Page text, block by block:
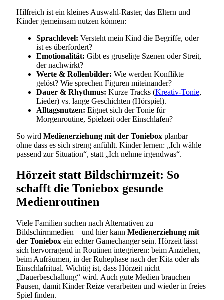
Hilfreich ist ein kleines Auswahl-Raster, das Eltern und
Kinder gemeinsam nutzen können:
Sprachlevel: Versteht mein Kind die Begriffe, oder
ist es überfordert?
Emotionalität: Gibt es gruselige Szenen oder Streit,
der nachwirkt?
Werte & Rollenbilder: Wie werden Konflikte
gelöst? Wie sprechen Figuren miteinander?
Dauer & Rhythmus: Kurze Tracks (Kreativ-Tonie,
Lieder) vs. lange Geschichten (Hörspiel).
Alltagsnutzen: Eignet sich der Tonie für
Morgenroutine, Spielzeit oder Einschlafen?
So wird Medienerziehung mit der Toniebox planbar –
ohne dass es sich streng anfühlt. Kinder lernen: „Ich wähle
passend zur Situation“, statt „Ich nehme irgendwas“.
Hörzeit statt Bildschirmzeit: So
schafft die Toniebox gesunde
Medienroutinen
Viele Familien suchen nach Alternativen zu
Bildschirmmedien – und hier kann Medienerziehung mit
der Toniebox ein echter Gamechanger sein. Hörzeit lässt
sich hervorragend in Routinen integrieren: beim Anziehen,
beim Aufräumen, in der Ruhephase nach der Kita oder als
Einschlafritual. Wichtig ist, dass Hörzeit nicht
„Dauerbeschallung“ wird. Auch gute Medien brauchen
Pausen, damit Kinder Reize verarbeiten und wieder in freies
Spiel finden.